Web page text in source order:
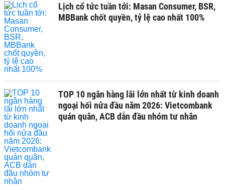
Lịch cổ tức tuần tới: Masan Consumer, BSR,
MBBank chốt quyền, tỷ lệ cao nhất 100%
TOP 10 ngân hàng lãi lớn nhất từ kinh doanh
ngoại hối nửa đầu năm 2026: Vietcombank
quán quân, ACB dẫn đầu nhóm tư nhân